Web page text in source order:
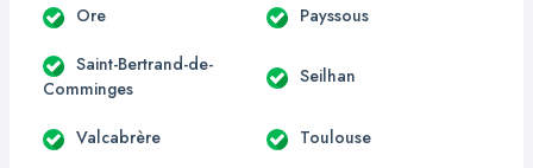
Ore Payssous
Saint-Bertrand-de-
Comminges
Seilhan
Valcabrère Toulouse